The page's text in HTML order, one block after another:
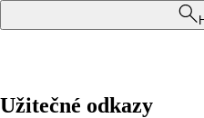
Užitečné odkazy